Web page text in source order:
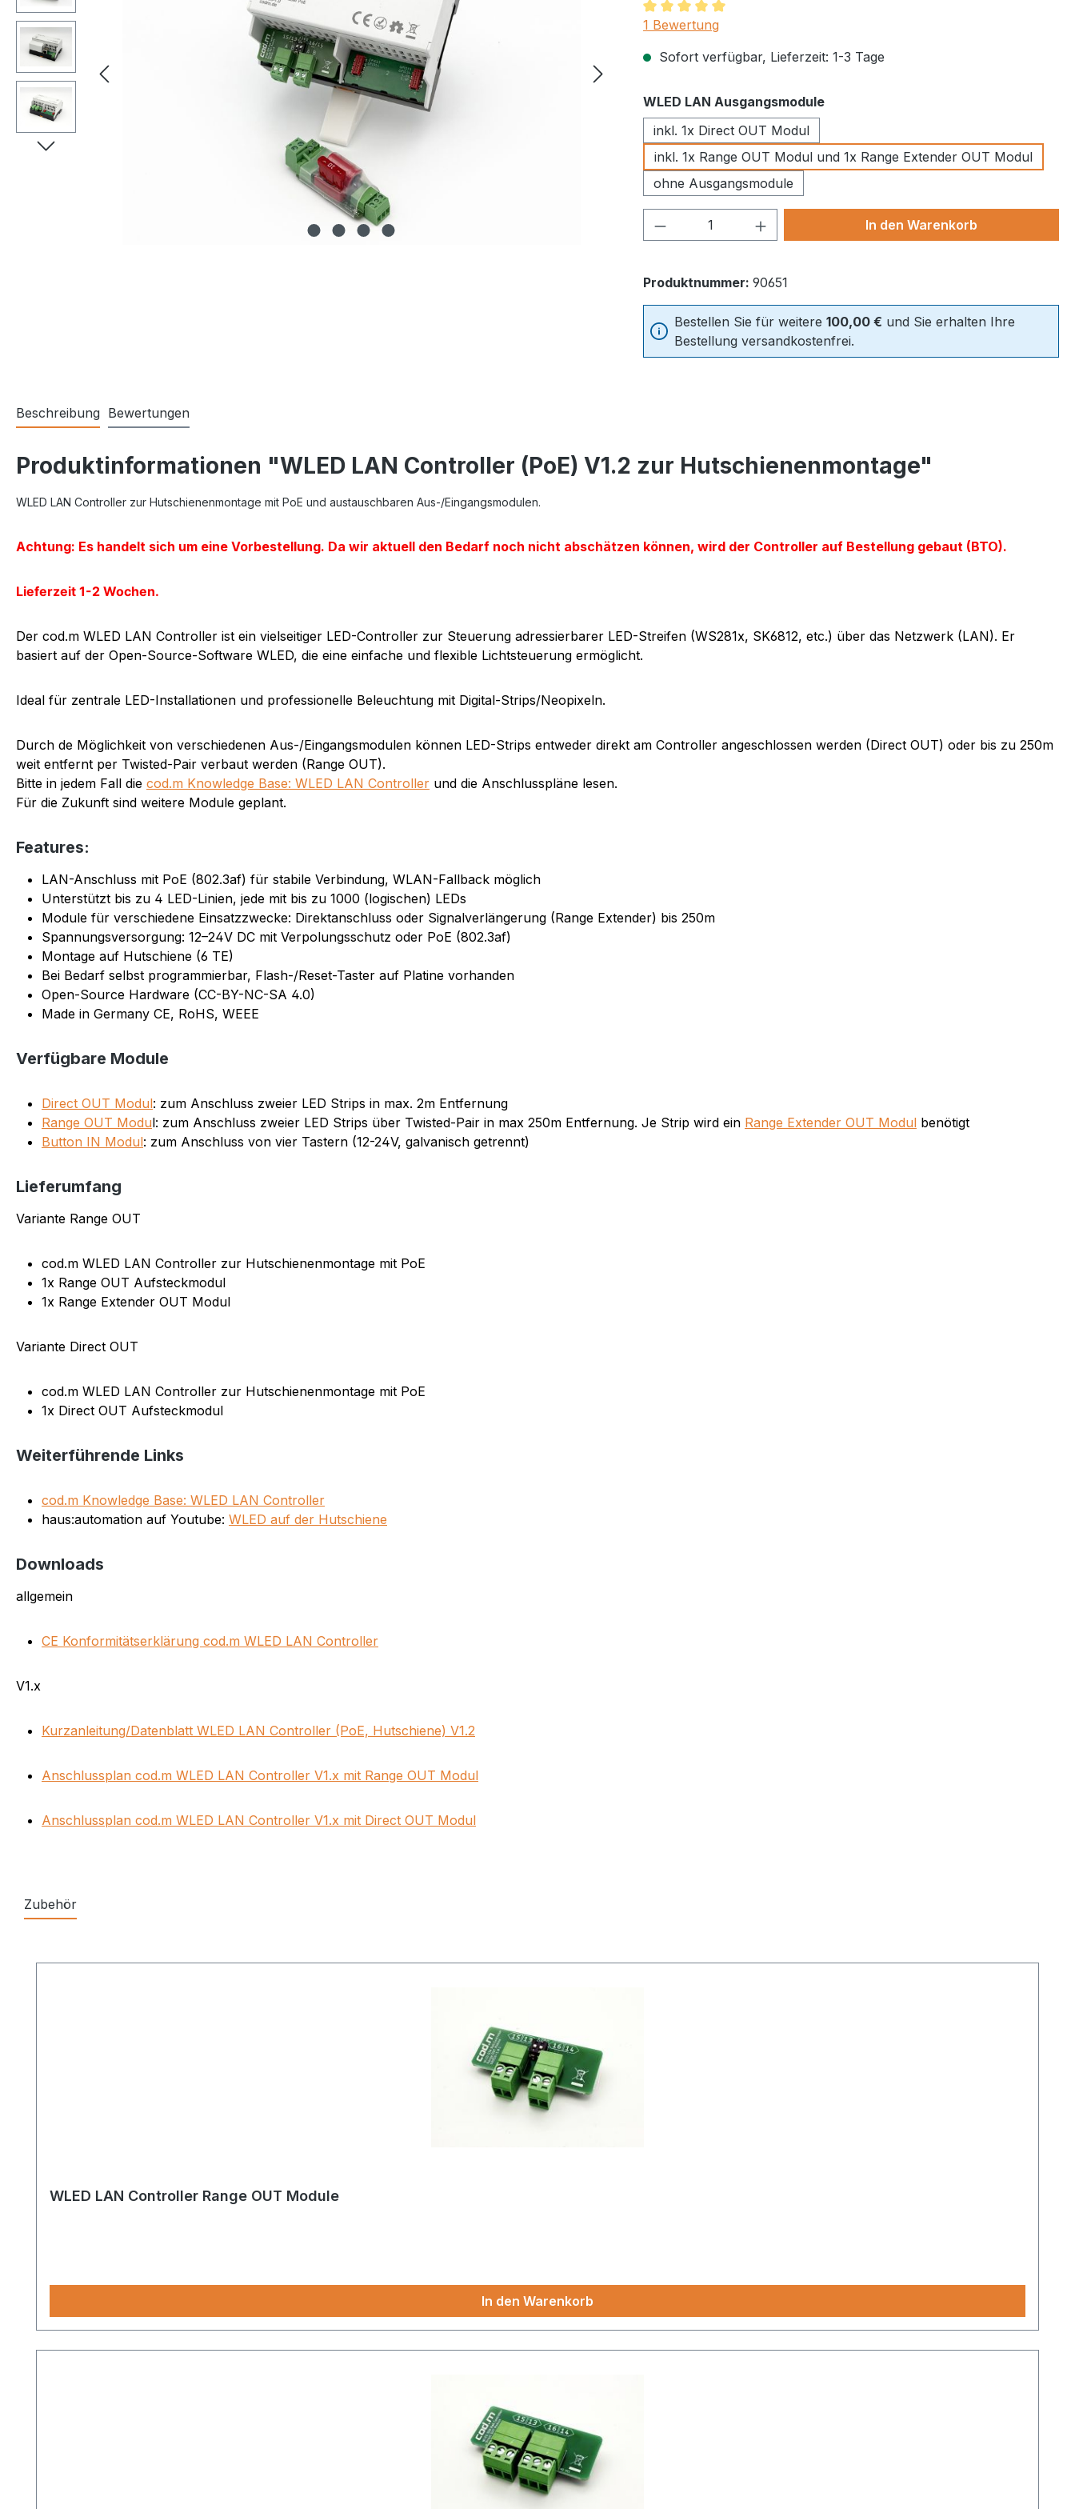
Durchschnittliche Bewertung von 5 von 5 Sternen
1 Bewertung
Sofort verfügbar, Lieferzeit: 1-3 Tage
WLED LAN Ausgangsmoduleauswählen
inkl. 1x Direct OUT Modul
inkl. 1x Range OUT Modul und 1x Range Extender OUT Modul
ohne Ausgangsmodule
Produkt Anzahl: Gib den gewünschten Wert
In den Warenkorb
Produktnummer: 90651
Bestellen Sie für weitere 100,00 € und Sie erhalten Ihre
Bestellung versandkostenfrei.
Beschreibung Bewertungen
Produktinformationen "WLED LAN Controller (PoE) V1.2 zur Hutschienenmontage"
WLED LAN Controller zur Hutschienenmontage mit PoE und austauschbaren Aus-/Eingangsmodulen.
Achtung: Es handelt sich um eine Vorbestellung. Da wir aktuell den Bedarf noch nicht abschätzen können, wird der Controller auf Bestellung gebaut (BTO).
Lieferzeit 1-2 Wochen.
Der cod.m WLED LAN Controller ist ein vielseitiger LED-Controller zur Steuerung adressierbarer LED-Streifen (WS281x, SK6812, etc.) über das Netzwerk (LAN). Er
basiert auf der Open-Source-Software WLED, die eine einfache und flexible Lichtsteuerung ermöglicht.
Ideal für zentrale LED-Installationen und professionelle Beleuchtung mit Digital-Strips/Neopixeln.
Durch de Möglichkeit von verschiedenen Aus-/Eingangsmodulen können LED-Strips entweder direkt am Controller angeschlossen werden (Direct OUT) oder bis zu 250m
weit entfernt per Twisted-Pair verbaut werden (Range OUT).
Bitte in jedem Fall die cod.m Knowledge Base: WLED LAN Controller und die Anschlusspläne lesen.
Für die Zukunft sind weitere Module geplant.
Features:
LAN-Anschluss mit PoE (802.3af) für stabile Verbindung, WLAN-Fallback möglich
Unterstützt bis zu 4 LED-Linien, jede mit bis zu 1000 (logischen) LEDs
Module für verschiedene Einsatzzwecke: Direktanschluss oder Signalverlängerung (Range Extender) bis 250m
Spannungsversorgung: 12–24V DC mit Verpolungsschutz oder PoE (802.3af)
Montage auf Hutschiene (6 TE)
Bei Bedarf selbst programmierbar, Flash-/Reset-Taster auf Platine vorhanden
Open-Source Hardware (CC-BY-NC-SA 4.0)
Made in Germany CE, RoHS, WEEE
Verfügbare Module
Direct OUT Modul: zum Anschluss zweier LED Strips in max. 2m Entfernung
Range OUT Modul: zum Anschluss zweier LED Strips über Twisted-Pair in max 250m Entfernung. Je Strip wird ein Range Extender OUT Modul benötigt
Button IN Modul: zum Anschluss von vier Tastern (12-24V, galvanisch getrennt)
Lieferumfang
Variante Range OUT
cod.m WLED LAN Controller zur Hutschienenmontage mit PoE
1x Range OUT Aufsteckmodul
1x Range Extender OUT Modul
Variante Direct OUT
cod.m WLED LAN Controller zur Hutschienenmontage mit PoE
1x Direct OUT Aufsteckmodul
Weiterführende Links
cod.m Knowledge Base: WLED LAN Controller
haus:automation auf Youtube: WLED auf der Hutschiene
Downloads
allgemein
CE Konformitätserklärung cod.m WLED LAN Controller
V1.x
Kurzanleitung/Datenblatt WLED LAN Controller (PoE, Hutschiene) V1.2
Anschlussplan cod.m WLED LAN Controller V1.x mit Range OUT Modul
Anschlussplan cod.m WLED LAN Controller V1.x mit Direct OUT Modul
Zubehör
WLED LAN Controller Range OUT Module
In den Warenkorb